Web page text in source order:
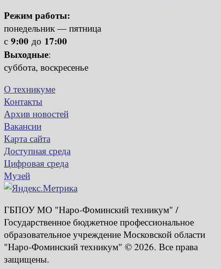
Режим работы:
понедельник — пятница
с 9:00 до 17:00
Выходные:
суббота, воскресенье
О техникуме
Контакты
Архив новостей
Вакансии
Карта сайта
Доступная среда
Цифровая среда
Музей
ГБПОУ МО "Наро-Фоминский техникум" /
Государственное бюджетное профессиональное
образовательное учреждение Московской области
"Наро-Фоминский техникум" © 2026. Все права
защищены.